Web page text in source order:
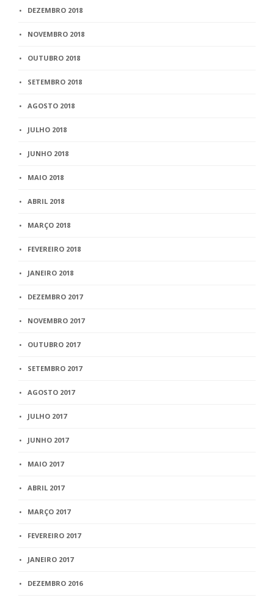
DEZEMBRO 2018
NOVEMBRO 2018
OUTUBRO 2018
SETEMBRO 2018
AGOSTO 2018
JULHO 2018
JUNHO 2018
MAIO 2018
ABRIL 2018
MARÇO 2018
FEVEREIRO 2018
JANEIRO 2018
DEZEMBRO 2017
NOVEMBRO 2017
OUTUBRO 2017
SETEMBRO 2017
AGOSTO 2017
JULHO 2017
JUNHO 2017
MAIO 2017
ABRIL 2017
MARÇO 2017
FEVEREIRO 2017
JANEIRO 2017
DEZEMBRO 2016